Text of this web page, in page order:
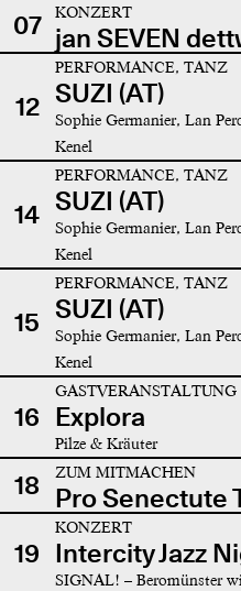
07
KONZERT
jan SEVEN
12
PERFORMANCE, TANZ
SUZI (AT)
Sophie Germanier, Lan
Kenel
14
PERFORMANCE, TANZ
SUZI (AT)
Sophie Germanier, Lan
Kenel
15
PERFORMANCE, TANZ
SUZI (AT)
Sophie Germanier, Lan
Kenel
16
GASTVERANSTALTUNG
Explora
Pilze & Kräuter
18 ZUM MITMACHEN
Pro Senectute
19
KONZERT
Intercity Jazz
SIGNAL! – Beromünster